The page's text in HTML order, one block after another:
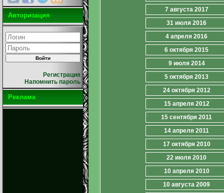
Авторизация
Регистрация
Напомнить пароль
Реклама
7 августа 2017
31 июля 2016
4 апреля 2016
6 октября 2015
9 июля 2014
5 октября 2013
24 октября 2012
15 апреля 2012
15 сентября 2011
14 апреля 2011
17 октября 2010
22 июля 2010
10 апреля 2010
10 августа 2009